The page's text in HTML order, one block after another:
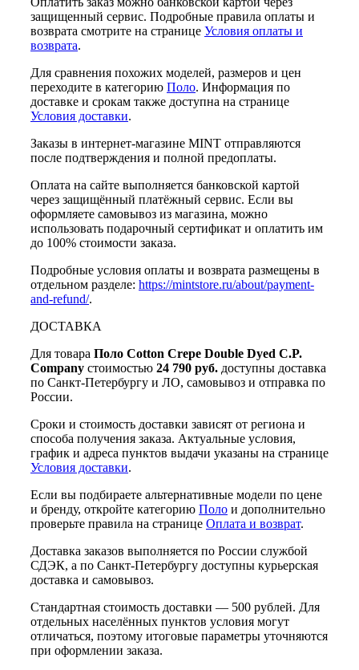
защищенный сервис. Подробные правила оплаты и
возврата смотрите на странице Условия оплаты и
возврата.
Для сравнения похожих моделей, размеров и цен
переходите в категорию Поло. Информация по
доставке и срокам также доступна на странице
Условия доставки.
Заказы в интернет-магазине MINT отправляются
после подтверждения и полной предоплаты.
Оплата на сайте выполняется банковской картой
через защищённый платёжный сервис. Если вы
оформляете самовывоз из магазина, можно
использовать подарочный сертификат и оплатить им
до 100% стоимости заказа.
Подробные условия оплаты и возврата размещены в
отдельном разделе: https://mintstore.ru/about/payment-
and-refund/.
ДОСТАВКА
Для товара Поло Cotton Crepe Double Dyed C.P.
Company стоимостью 24 790 руб. доступны доставка
по Санкт-Петербургу и ЛО, самовывоз и отправка по
России.
Сроки и стоимость доставки зависят от региона и
способа получения заказа. Актуальные условия,
график и адреса пунктов выдачи указаны на странице
Условия доставки.
Если вы подбираете альтернативные модели по цене
и бренду, откройте категорию Поло и дополнительно
проверьте правила на странице Оплата и возврат.
Доставка заказов выполняется по России службой
СДЭК, а по Санкт-Петербургу доступны курьерская
доставка и самовывоз.
Стандартная стоимость доставки — 500 рублей. Для
отдельных населённых пунктов условия могут
отличаться, поэтому итоговые параметры уточняются
при оформлении заказа.